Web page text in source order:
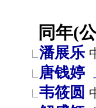
同年(公
潘展乐
唐钱婷
韦筱圆